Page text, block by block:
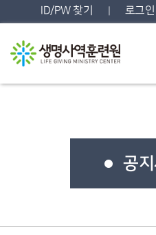
ID/PW 찾기 로그인
공